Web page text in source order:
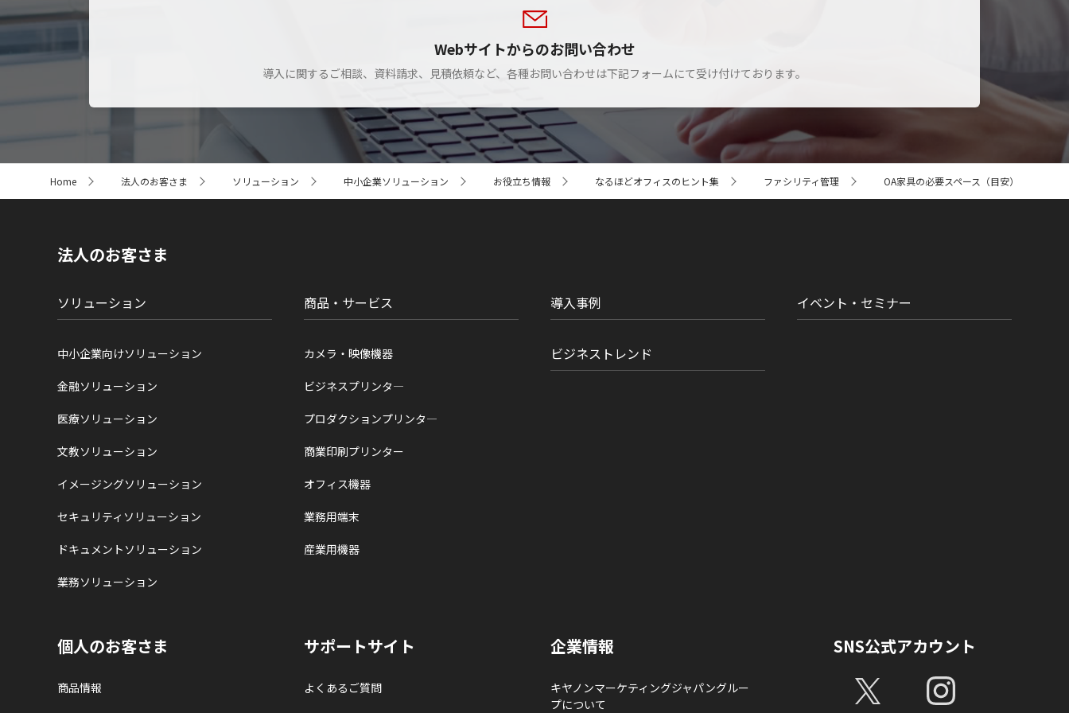
Webサイトからのお問い合わせ
導入に関するご相談、資料請求、見積依頼など、各種お問い合わせは下記フォームにて受け付けております。
ト
Home 法人のお客さま ソリューション 中小企業ソリューション お役立ち情報 なるほどオフィスのヒント集 ファシリティ管理 OA家具の必要スペース（目安）
法人のお客さま
ソリューション
中小企業向けソリューション
金融ソリューション
医療ソリューション
文教ソリューション
イメージングソリューション
セキュリティソリューション
ドキュメントソリューション
業務ソリューション
商品・サービス
カメラ・映像機器
ビジネスプリンタ―
プロダクションプリンタ―
商業印刷プリンター
オフィス機器
業務用端末
産業用機器
導入事例
ビジネストレンド
イベント・セミナー
個人のお客さま
商品情報
サポートサイト
よくあるご質問
企業情報
キヤノンマーケティングジャパングルー
プについて
SNS公式アカウント